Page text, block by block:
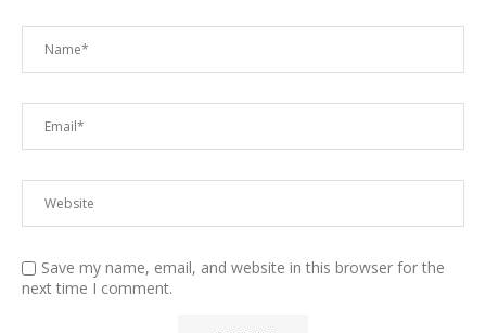
Save my name, email, and website in this browser for the
next time I comment.